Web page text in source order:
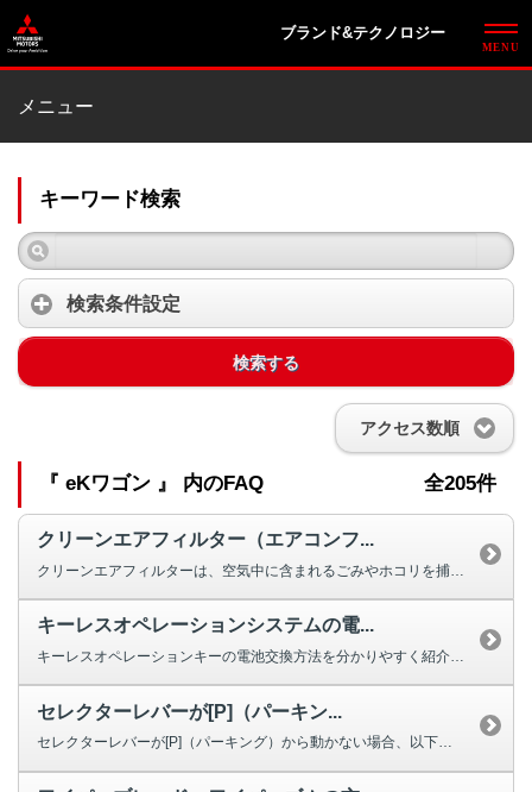
ブランド&テクノロジー
メニュー
キーワード検索
検索条件設定
検索する
アクセス数順
『 eKワゴン 』 内のFAQ 全205件
クリーンエアフィルター（エアコンフ...
キーレスオペレーションシステムの電...
キーレスオペレーションキーの電池交換方法を分かりやすく紹介する動画をご用意...
セレクターレバーが[P]（パーキン...
セレクターレバーが[P]（パーキング）から動かない場合、以下を確認してくだ...